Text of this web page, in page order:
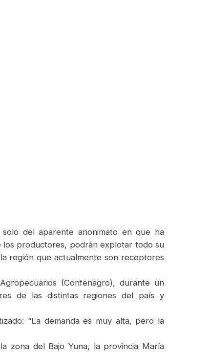
del aparente anonimato en que ha
los productores, podrán explotar todo su
región que actualmente son receptores
(Confenagro), durante un
de las distintas regiones del país y
“La demanda es muy alta, pero la
zona del Bajo Yuna, la provincia María